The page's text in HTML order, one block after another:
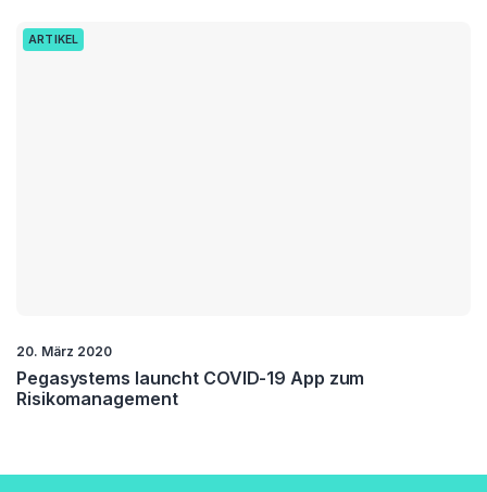
ARTIKEL
20. März 2020
Pegasystems launcht COVID-19 App zum
Risikomanagement